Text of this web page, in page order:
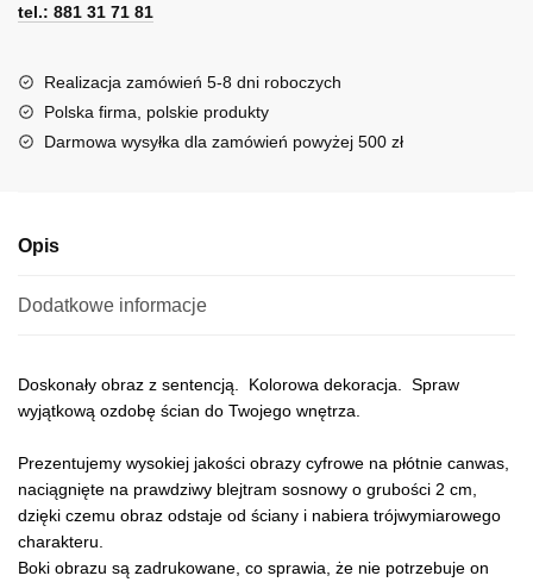
tel.: 881 31 71 81
Realizacja zamówień 5-8 dni roboczych
Polska firma, polskie produkty
Darmowa wysyłka dla zamówień powyżej 500 zł
Opis
Dodatkowe informacje
Doskonały obraz z sentencją. Kolorowa dekoracja. Spraw
wyjątkową ozdobę ścian do Twojego wnętrza.
Prezentujemy wysokiej jakości obrazy cyfrowe na płótnie canwas,
naciągnięte na prawdziwy blejtram sosnowy o grubości 2 cm,
dzięki czemu obraz odstaje od ściany i nabiera trójwymiarowego
charakteru.
Boki obrazu są zadrukowane, co sprawia, że nie potrzebuje on